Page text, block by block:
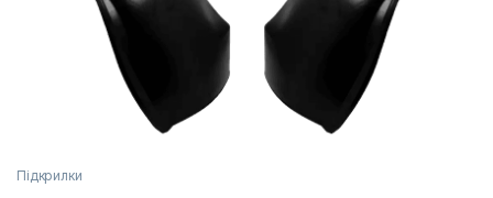
Підкрилки